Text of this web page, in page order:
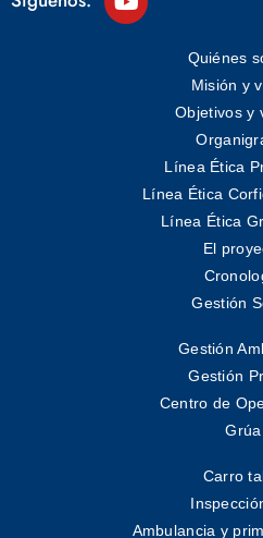
Quiénes
Misión y
Objetivos y
Línea Ética
Línea Ética
Línea Ética
El
Gestión
Gestión
Gestión
Centro de
Grúa
Carro
Ambulancia y